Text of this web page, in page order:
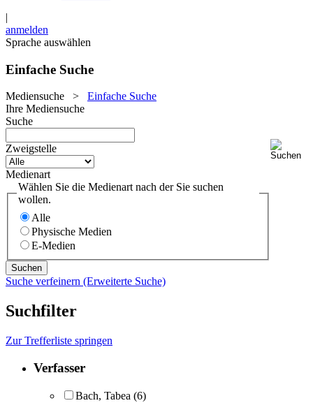
|
anmelden
Sprache auswählen
Einfache Suche
Mediensuche > Einfache Suche
Ihre Mediensuche
Suche
Zweigstelle
Medienart
Wählen Sie die Medienart nach der Sie suchen
wollen.
Alle
Physische Medien
E-Medien
Suche verfeinern (Erweiterte Suche)
Suchfilter
Zur Trefferliste springen
Verfasser
Bach, Tabea (6)